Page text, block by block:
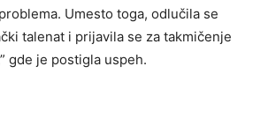
Umesto toga, odlučila se
talenat i prijavila se za takmičenje
gde je postigla uspeh.